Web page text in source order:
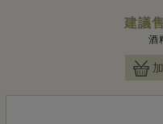
建議
酒